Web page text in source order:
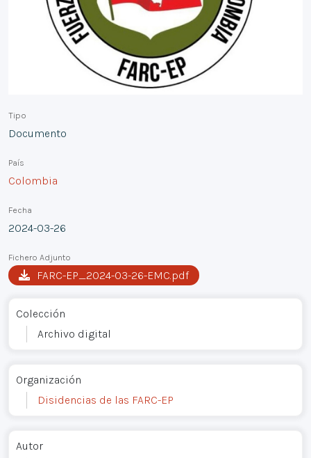
Tipo
Documento
País
Colombia
Fecha
2024-03-26
Fichero Adjunto
FARC-EP_2024-03-26-EMC.pdf
Colección
Archivo digital
Organización
Disidencias de las FARC-EP
Autor